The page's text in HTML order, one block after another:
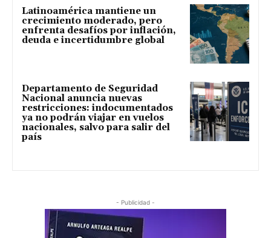
Latinoamérica mantiene un
crecimiento moderado, pero
enfrenta desafíos por inflación,
deuda e incertidumbre global
Departamento de Seguridad
Nacional anuncia nuevas
restricciones: indocumentados
ya no podrán viajar en vuelos
nacionales, salvo para salir del
país
- Publicidad -